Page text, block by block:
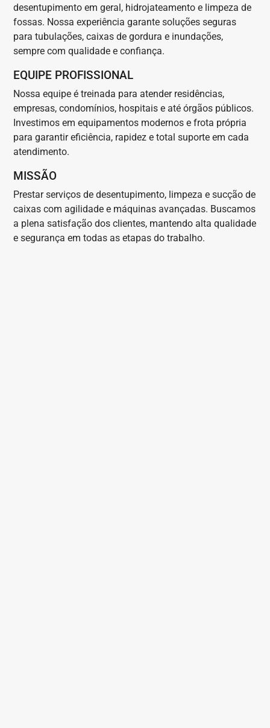
desentupimento em geral, hidrojateamento e limpeza de
fossas. Nossa experiência garante soluções seguras
para tubulações, caixas de gordura e inundações,
sempre com qualidade e confiança.
EQUIPE PROFISSIONAL
Nossa equipe é treinada para atender residências,
empresas, condomínios, hospitais e até órgãos públicos.
Investimos em equipamentos modernos e frota própria
para garantir eficiência, rapidez e total suporte em cada
atendimento.
MISSÃO
Prestar serviços de desentupimento, limpeza e sucção de
caixas com agilidade e máquinas avançadas. Buscamos
a plena satisfação dos clientes, mantendo alta qualidade
e segurança em todas as etapas do trabalho.